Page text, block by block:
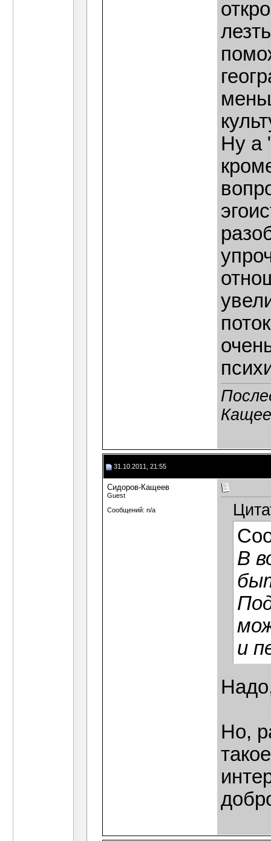
Ну а
31.10.2011, 21:55
Сидоров-Кащеев
Guest
Сообщений: n/a
В
и
Но,